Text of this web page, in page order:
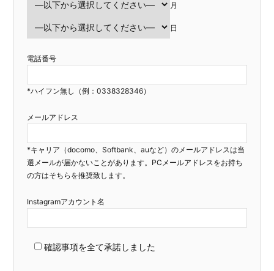
月
日
電話番号
*ハイフン無し（例：0338328346）
メールアドレス
*キャリア（docomo、Softbank、auなど）のメールアドレスは当
選メールが届かないことがあります。PCメールアドレスをお持ち
の方はそちらを推奨致します。
Instagramアカウント名
確認事項を全て承諾しました